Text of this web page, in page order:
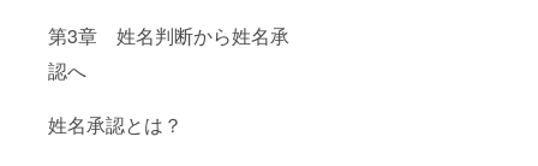
第3章 姓名判断から姓名承
認へ
姓名承認とは？